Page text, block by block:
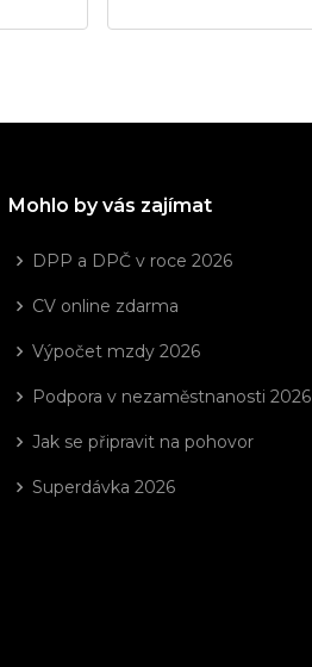
Mohlo by vás zajímat
DPP a DPČ v roce 2026
CV online zdarma
Výpočet mzdy 2026
Podpora v nezaměstnanosti 2026
Jak se připravit na pohovor
Superdávka 2026